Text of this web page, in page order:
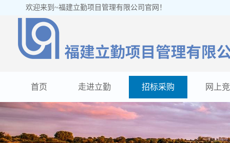
欢迎来到~福建立勤项目管理有限公司官网！
首页 走进立勤 招标采购 网上